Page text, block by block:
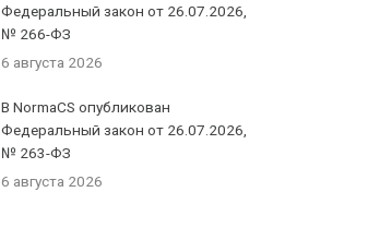
Федеральный закон от 26.07.2026,
№ 266-ФЗ
6 августа 2026
В NormaCS опубликован
Федеральный закон от 26.07.2026,
№ 263-ФЗ
6 августа 2026